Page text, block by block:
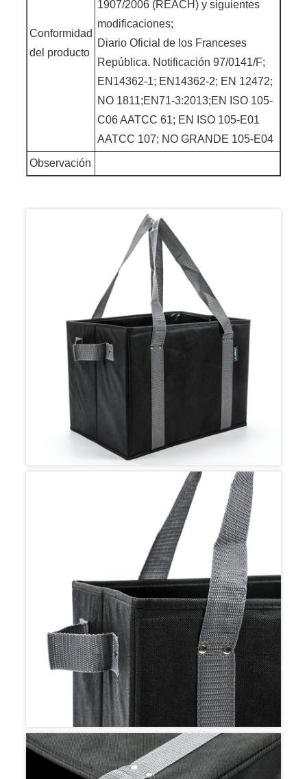
Conformidad
del producto
1907/2006 (REACH) y siguientes
modificaciones;
Diario Oficial de los Franceses
República. Notificación 97/0141/F;
EN14362-1; EN14362-2; EN 12472;
NO 1811;EN71-3:2013;EN ISO 105-
C06 AATCC 61; EN ISO 105-E01
AATCC 107; NO GRANDE 105-E04
Observación